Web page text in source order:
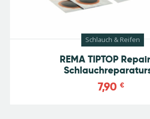
Schlauch & Reifen
REMA TIPTOP
7,90 €